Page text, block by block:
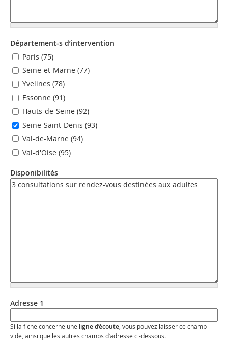
Département-s d’intervention
Paris (75)
Seine-et-Marne (77)
Yvelines (78)
Essonne (91)
Hauts-de-Seine (92)
Seine-Saint-Denis (93)
Val-de-Marne (94)
Val-d'Oise (95)
Disponibilités
Adresse 1
Si la fiche concerne une ligne d’écoute , vous pouvez laisser ce champ
vide, ainsi que les autres champs d’adresse ci-dessous.